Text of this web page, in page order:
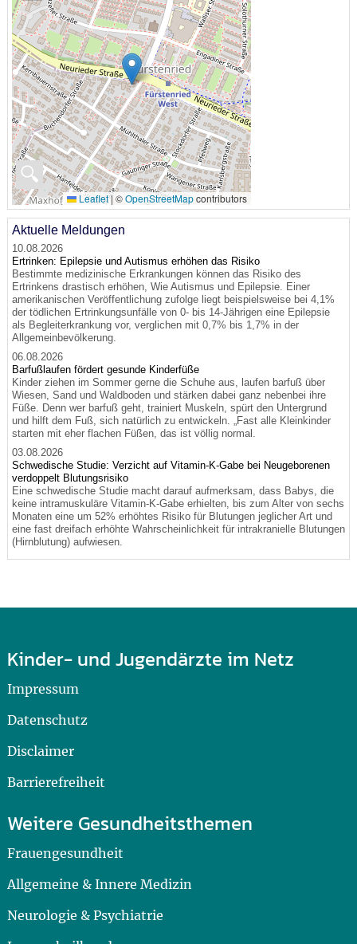
🔍
Leaflet|©OpenStreetMapcontributors
Aktuelle Meldungen
10.08.2026
Ertrinken: Epilepsie und Autismus erhöhen das Risiko
Bestimmte medizinische Erkrankungen können das Risiko des
Ertrinkens drastisch erhöhen, Wie Autismus und Epilepsie. Einer
amerikanischen Veröffentlichung zufolge liegt beispielsweise bei 4,1%
der tödlichen Ertrinkungsunfälle von 0- bis 14-Jährigen eine Epilepsie
als Begleiterkrankung vor, verglichen mit 0,7% bis 1,7% in der
Allgemeinbevölkerung.
06.08.2026
Barfußlaufen fördert gesunde Kinderfüße
Kinder ziehen im Sommer gerne die Schuhe aus, laufen barfuß über
Wiesen, Sand und Waldboden und stärken dabei ganz nebenbei ihre
Füße. Denn wer barfuß geht, trainiert Muskeln, spürt den Untergrund
und hilft dem Fuß, sich natürlich zu entwickeln. „Fast alle Kleinkinder
starten mit eher flachen Füßen, das ist völlig normal.
03.08.2026
Schwedische Studie: Verzicht auf Vitamin-K-Gabe bei Neugeborenen
verdoppelt Blutungsrisiko
Eine schwedische Studie macht darauf aufmerksam, dass Babys, die
keine intramuskuläre Vitamin-K-Gabe erhielten, bis zum Alter von sechs
Monaten eine um 52% erhöhtes Risiko für Blutungen jeglicher Art und
eine fast dreifach erhöhte Wahrscheinlichkeit für intrakranielle Blutungen
(Hirnblutung) aufwiesen.
Kinder- und Jugendärzte im Netz
Impressum
Datenschutz
Disclaimer
Barrierefreiheit
Weitere Gesundheitsthemen
Frauengesundheit
Allgemeine & Innere Medizin
Neurologie & Psychiatrie